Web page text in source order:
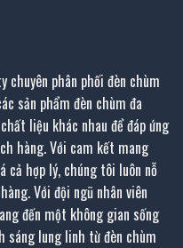
chuyên phân phối đèn chùm
sản phẩm đèn chùm đa
liệu khác nhau để đáp ứng
hàng. Với cam kết mang
cả hợp lý, chúng tôi luôn nỗ
Với đội ngũ nhân viên
đến một không gian sống
sáng lung linh từ đèn chùm